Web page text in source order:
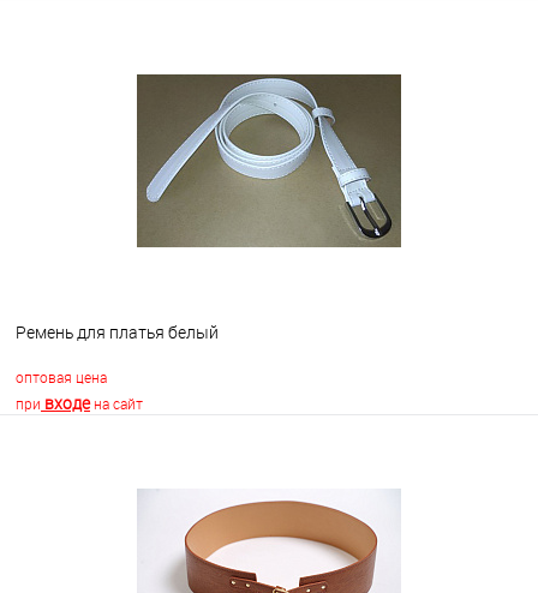
Недоступно
Ремень для платья белый
оптовая цена
при входена сайт
В наличии